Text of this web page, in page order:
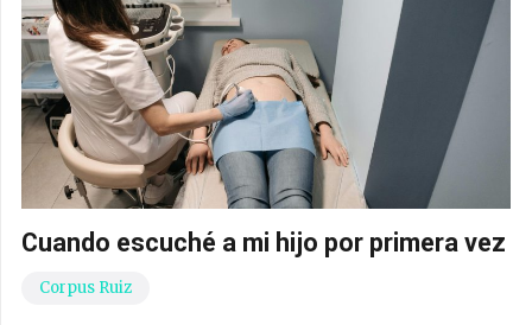
Cuando escuché a mi hijo por primera vez
Corpus Ruiz